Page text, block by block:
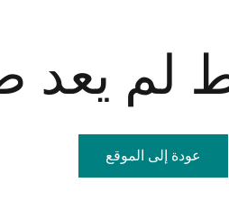
لم يعد
عودة إلى الموقع